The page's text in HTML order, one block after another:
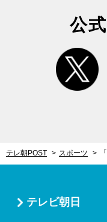
公
テレ朝POST スポーツ
テレビ朝日